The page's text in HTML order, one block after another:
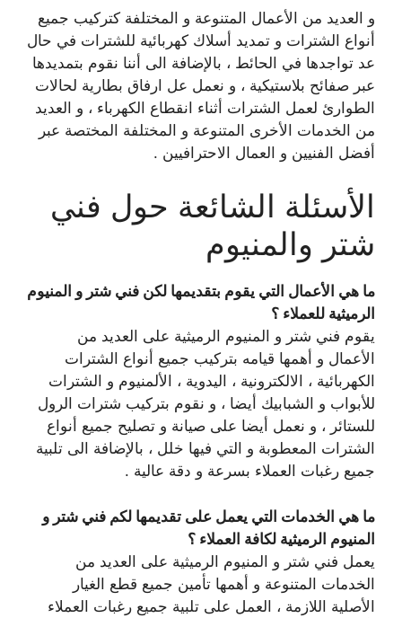
و العديد من الأعمال المتنوعة و المختلفة كتركيب جميع
أنواع الشترات و تمديد أسلاك كهربائية للشترات في حال
عد تواجدها في الحائط ، بالإضافة الى أننا نقوم بتمديدها
عبر صفائح بلاستيكية ، و نعمل عل ارفاق بطارية لحالات
الطوارئ لعمل الشترات أثناء انقطاع الكهرباء ، و العديد
من الخدمات الأخرى المتنوعة و المختلفة المختصة عبر
أفضل الفنيين و العمال الاحترافيين .
الأسئلة الشائعة حول فني
شتر والمنيوم
ما هي الأعمال التي يقوم بتقديمها لكن فني شتر و المنيوم
الرميثية للعملاء ؟
يقوم فني شتر و المنيوم الرميثية على العديد من
الأعمال و أهمها قيامه بتركيب جميع أنواع الشترات
الكهربائية ، الالكترونية ، اليدوية ، الألمنيوم و الشترات
للأبواب و الشبابيك أيضا ، و نقوم بتركيب شترات الرول
للستائر ، و نعمل أيضا على صيانة و تصليح جميع أنواع
الشترات المعطوبة و التي فيها خلل ، بالإضافة الى تلبية
جميع رغبات العملاء بسرعة و دقة عالية .
ما هي الخدمات التي يعمل على تقديمها لكم فني شتر و
المنيوم الرميثية لكافة العملاء ؟
يعمل فني شتر و المنيوم الرميثية على العديد من
الخدمات المتنوعة و أهمها تأمين جميع قطع الغيار
الأصلية اللازمة ، العمل على تلبية جميع رغبات العملاء